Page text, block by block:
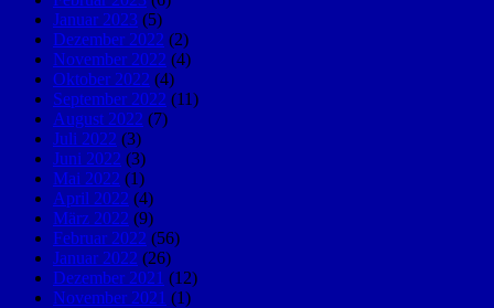
Januar 2023 (5)
Dezember 2022 (2)
November 2022 (4)
Oktober 2022 (4)
September 2022 (11)
August 2022 (7)
Juli 2022 (3)
Juni 2022 (3)
Mai 2022 (1)
April 2022 (4)
März 2022 (9)
Februar 2022 (56)
Januar 2022 (26)
Dezember 2021 (12)
November 2021 (1)